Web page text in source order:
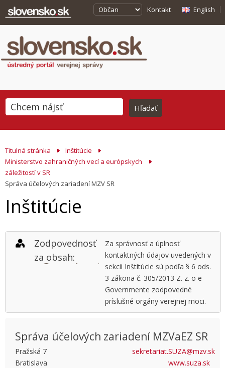
Kontakt English
Titulná stránka
Inštitúcie
Ministerstvo zahraničných vecí a európskych
záležitostí v SR
Správa účelových zariadení MZV SR
Inštitúcie
Zodpovednosť
za obsah:
Za správnosť a úplnosť
kontaktných údajov uvedených v
sekcii Inštitúcie sú podľa § 6 ods.
3 zákona č. 305/2013 Z. z. o e-
Governmente zodpovedné
príslušné orgány verejnej moci.
This page can't load Google Maps correctly.
Správa účelových zariadení MZVaEZ SR
Pražská 7
Bratislava
sekretariat.SUZA@mzv.sk
www.suza.sk